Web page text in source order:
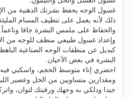
غسول الوجه يحفظ بشرتك الدهنية من
ذلك لأنه يعمل على تنظيف المسام
والحفاظ على ملمس البشرة جافا وناعماً.
وإعداد غسول طبيعي منظف للوجه من
كبديل عن منظفات الوجه الصناعية
البشرة في بعض الأحيان.
احضري إناء متوسط الحجم، واسكبي
ومقدارين متساويين من الخل وعصير